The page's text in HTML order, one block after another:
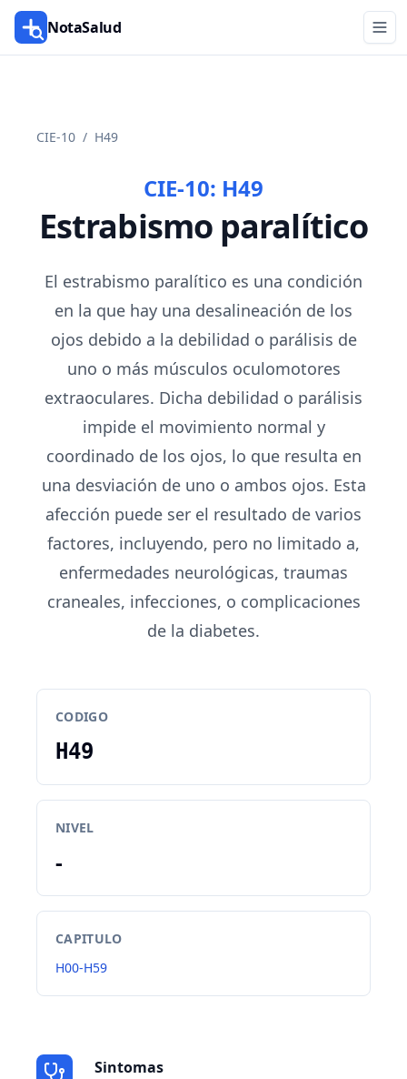
NotaSalud
CIE-10 / H49
CIE-10: H49
Estrabismo paralítico
El estrabismo paralítico es una condición
en la que hay una desalineación de los
ojos debido a la debilidad o parálisis de
uno o más músculos oculomotores
extraoculares. Dicha debilidad o parálisis
impide el movimiento normal y
coordinado de los ojos, lo que resulta en
una desviación de uno o ambos ojos. Esta
afección puede ser el resultado de varios
factores, incluyendo, pero no limitado a,
enfermedades neurológicas, traumas
craneales, infecciones, o complicaciones
de la diabetes.
CODIGO
H49
NIVEL
-
CAPITULO
H00-H59
Sintomas